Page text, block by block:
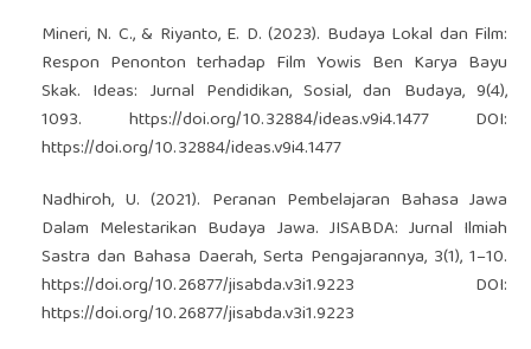
Mineri, N. C., & Riyanto, E. D. (2023). Budaya Lokal dan Film:
Respon Penonton terhadap Film Yowis Ben Karya Bayu
Skak. Ideas: Jurnal Pendidikan, Sosial, dan Budaya, 9(4),
1093. https://doi.org/10.32884/ideas.v9i4.1477DOI:
https://doi.org/10.32884/ideas.v9i4.1477
Nadhiroh, U. (2021). Peranan Pembelajaran Bahasa Jawa
Dalam Melestarikan Budaya Jawa. JISABDA: Jurnal Ilmiah
Sastra dan Bahasa Daerah, Serta Pengajarannya, 3(1), 1–10.
https://doi.org/10.26877/jisabda.v3i1.9223 DOI:
https://doi.org/10.26877/jisabda.v3i1.9223